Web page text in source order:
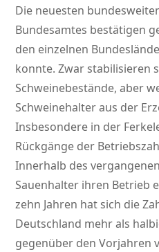
Die neuesten
Bundesamtes bestätigen
den einzelnen
konnte. Zwar stabilisieren
Schweinebestände, aber
Schweinehalter aus der
Insbesondere in der
Rückgänge der
Innerhalb des
Sauenhalter ihren Betrieb
zehn Jahren hat sich die
Deutschland mehr als
gegenüber den Vorjahren